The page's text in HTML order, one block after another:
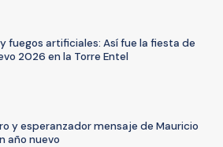
fuegos artificiales: Así fue la fiesta de
2026 en la Torre Entel
y esperanzador mensaje de Mauricio
año nuevo